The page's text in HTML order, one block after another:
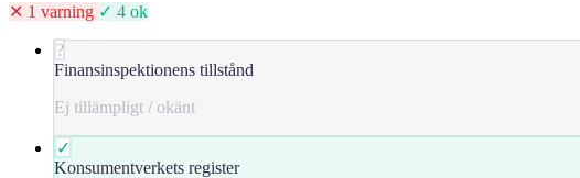
✕ 1 varning ✓ 4 ok
?
Finansinspektionens tillstånd
Ej tillämpligt / okänt
✓
Konsumentverkets register